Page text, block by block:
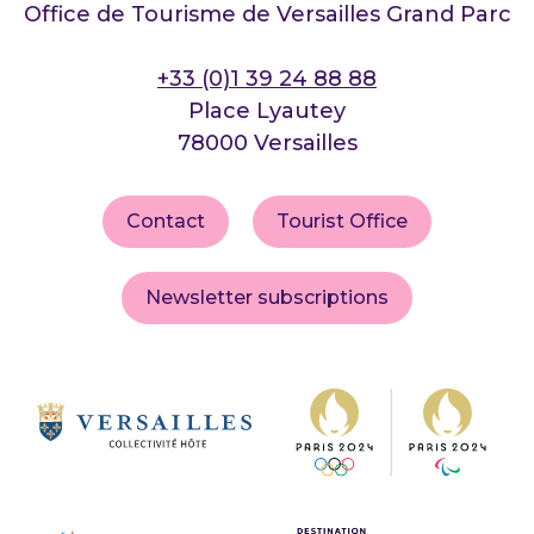
Office de Tourisme de Versailles Grand Parc
+33 (0)1 39 24 88 88
Place Lyautey
78000 Versailles
Contact Tourist Office
Newsletter subscriptions